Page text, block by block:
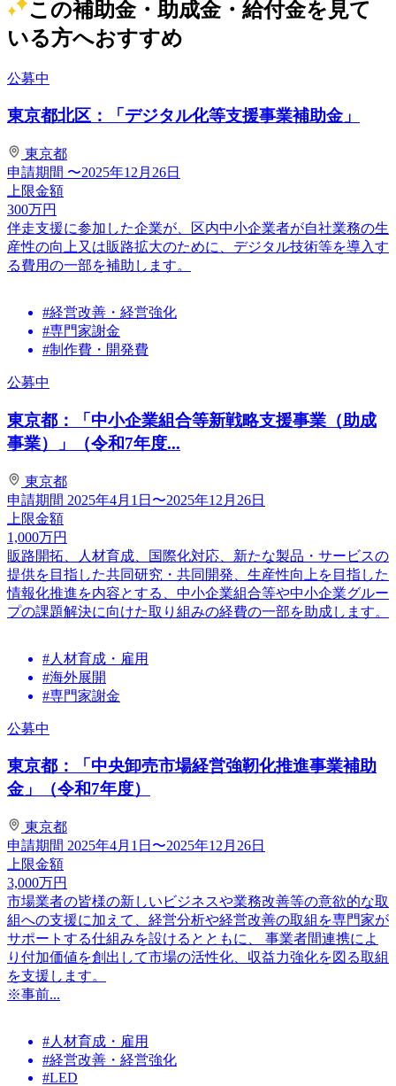
この補助金・助成金・給付金を見て
いる方へおすすめ
公募中
東京都北区：「デジタル化等支援事業補助金」
東京都
申請期間 〜2025年12月26日
上限金額
300万円
伴走支援に参加した企業が、区内中小企業者が自社業務の生
産性の向上又は販路拡大のために、デジタル技術等を導入す
る費用の一部を補助します。
#経営改善・経営強化
#専門家謝金
#制作費・開発費
公募中
東京都：「中小企業組合等新戦略支援事業（助成
事業）」（令和7年度...
東京都
申請期間 2025年4月1日〜2025年12月26日
上限金額
1,000万円
販路開拓、人材育成、国際化対応、新たな製品・サービスの
提供を目指した共同研究・共同開発、生産性向上を目指した
情報化推進を内容とする、中小企業組合等や中小企業グルー
プの課題解決に向けた取り組みの経費の一部を助成します。
#人材育成・雇用
#海外展開
#専門家謝金
公募中
東京都：「中央卸売市場経営強靭化推進事業補助
金」（令和7年度）
東京都
申請期間 2025年4月1日〜2025年12月26日
上限金額
3,000万円
市場業者の皆様の新しいビジネスや業務改善等の意欲的な取
組への支援に加えて、経営分析や経営改善の取組を専門家が
サポートする仕組みを設けるとともに、 事業者間連携によ
り付加価値を創出して市場の活性化、収益力強化を図る取組
を支援します。
※事前...
#人材育成・雇用
#経営改善・経営強化
#LED